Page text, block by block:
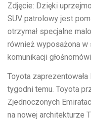
Zdjęcie: Dzięki
SUV patrolowy jest
otrzymał specjalne
również wyposażona w
komunikacji
Toyota
tygodni temu. Toyota
Zjednoczonych
na nowej architekturze